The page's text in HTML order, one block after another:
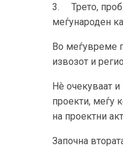
3. Трето,
меѓународен
Во меѓувреме
извозот и
Нè очекуваат
проекти, меѓу
на проектни
Започна